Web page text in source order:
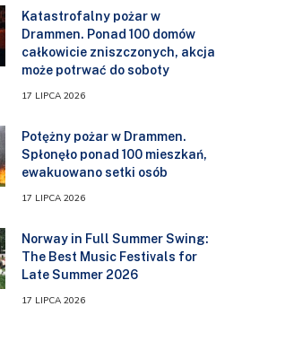
Katastrofalny pożar w
Drammen. Ponad 100 domów
całkowicie zniszczonych, akcja
może potrwać do soboty
17 LIPCA 2026
Potężny pożar w Drammen.
Spłonęło ponad 100 mieszkań,
ewakuowano setki osób
17 LIPCA 2026
Norway in Full Summer Swing:
The Best Music Festivals for
Late Summer 2026
17 LIPCA 2026